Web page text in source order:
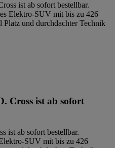
ist ab sofort bestellbar.
Elektro-SUV mit bis zu 426
und durchdachter Technik
Cross ist ab sofort
ist ab sofort bestellbar.
SUV mit bis zu 426